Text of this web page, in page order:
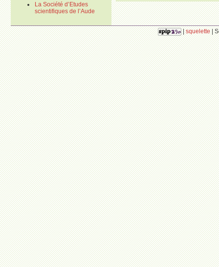
La Société d’Etudes
scientifiques de l’Aude
|squelette|